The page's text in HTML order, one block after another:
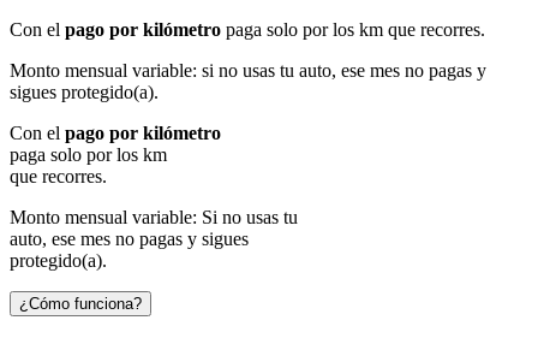
Con el pago por kilómetro paga solo por los km que recorres.
Monto mensual variable: si no usas tu auto, ese mes no pagas y
sigues protegido(a).
Con el pago por kilómetro
paga solo por los km
que recorres.
Monto mensual variable: Si no usas tu
auto, ese mes no pagas y sigues
protegido(a).
¿Cómo funciona?